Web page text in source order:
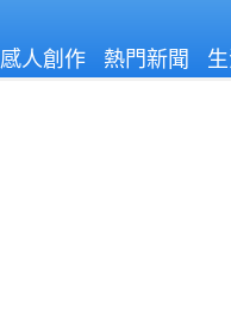
感人創作 熱門新聞